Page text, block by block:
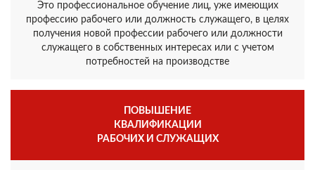
Это профессиональное обучение лиц, уже имеющих
профессию рабочего или должность служащего, в целях
получения новой профессии рабочего или должности
служащего в собственных интересах или с учетом
потребностей на производстве
ПОВЫШЕНИЕ
КВАЛИФИКАЦИИ
РАБОЧИХ И СЛУЖАЩИХ